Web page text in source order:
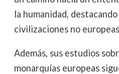
la humanidad,
civilizaciones no
Además, sus estudios
monarquías europeas